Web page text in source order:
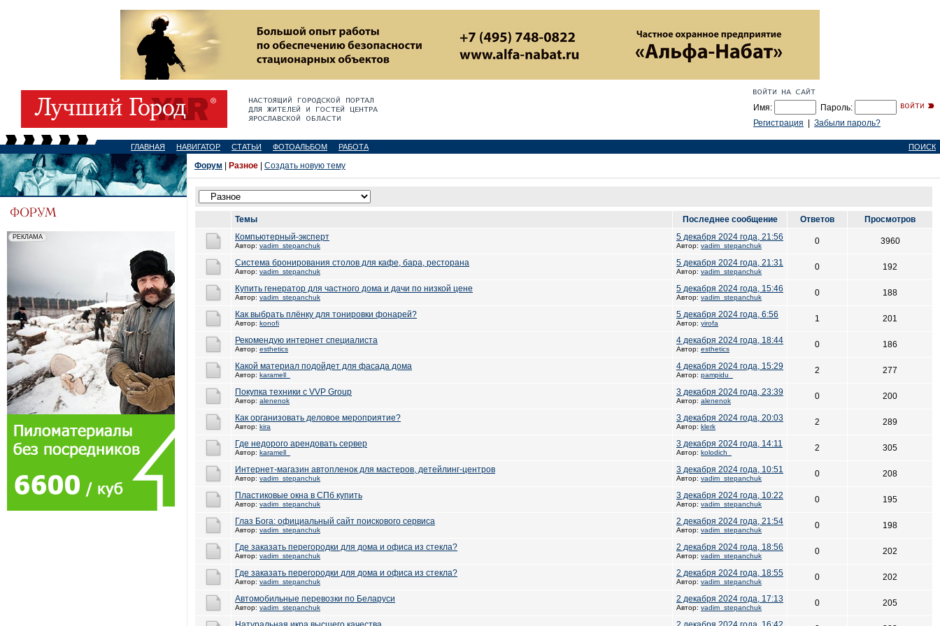
Имя:
Пароль:
Регистрация
Забыли пароль?
ГЛАВНАЯ НАВИГАТОР СТАТЬИ ФОТОАЛЬБОМ РАБОТА ПОИСК
Форум Разное Создать новую тему
Темы Последнее сообщение Ответов
Просмотров
Компьютерный-эксперт
Автор: vadim_stepanchuk
5 декабря 2024 года, 21:56
Автор: vadim_stepanchuk 0 3960
Система бронирования столов для кафе, бара, ресторана
Автор: vadim_stepanchuk
5 декабря 2024 года, 21:31
Автор: vadim_stepanchuk 0 192
Купить генератор для частного дома и дачи по низкой цене
Автор: vadim_stepanchuk
5 декабря 2024 года, 15:46
Автор: vadim_stepanchuk 0 188
Как выбрать плёнку для тонировки фонарей?
Автор: konofi
5 декабря 2024 года, 6:56
Автор: yirofa 1 201
Рекомендую интернет специалиста
Автор: esthetics
4 декабря 2024 года, 18:44
Автор: esthetics 0 186
Какой материал подойдет для фасада дома
Автор: karamell_
4 декабря 2024 года, 15:29
Автор: pampidu_ 2 277
Покупка техники с VVP Group
Автор: alenenok
3 декабря 2024 года, 23:39
Автор: alenenok 0 200
Как организовать деловое мероприятие?
Автор: kira
3 декабря 2024 года, 20:03
Автор: klerk 2 289
Где недорого арендовать сервер
Автор: karamell_
3 декабря 2024 года, 14:11
Автор: kolodich_ 2 305
Интернет-магазин автопленок для мастеров, детейлинг-центров
Автор: vadim_stepanchuk
3 декабря 2024 года, 10:51
Автор: vadim_stepanchuk 0 208
Пластиковые окна в СПб купить
Автор: vadim_stepanchuk
3 декабря 2024 года, 10:22
Автор: vadim_stepanchuk 0 195
Глаз Бога: официальный сайт поискового сервиса
Автор: vadim_stepanchuk
2 декабря 2024 года, 21:54
Автор: vadim_stepanchuk 0 198
Где заказать перегородки для дома и офиса из стекла?
Автор: vadim_stepanchuk
2 декабря 2024 года, 18:56
Автор: vadim_stepanchuk 0 202
Где заказать перегородки для дома и офиса из стекла?
Автор: vadim_stepanchuk
2 декабря 2024 года, 18:55
Автор: vadim_stepanchuk 0 202
Автомобильные перевозки по Беларуси
Автор: vadim_stepanchuk
2 декабря 2024 года, 17:13
Автор: vadim_stepanchuk 0 205